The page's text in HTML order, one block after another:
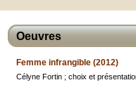
Oeuvres
Femme infrangible (2012)
Célyne Fortin ; choix et